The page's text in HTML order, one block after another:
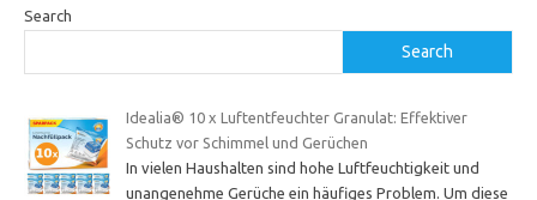
Search
Search
Idealia® 10 x Luftentfeuchter Granulat: Effektiver
Schutz vor Schimmel und Gerüchen
In vielen Haushalten sind hohe Luftfeuchtigkeit und
unangenehme Gerüche ein häufiges Problem. Um diese